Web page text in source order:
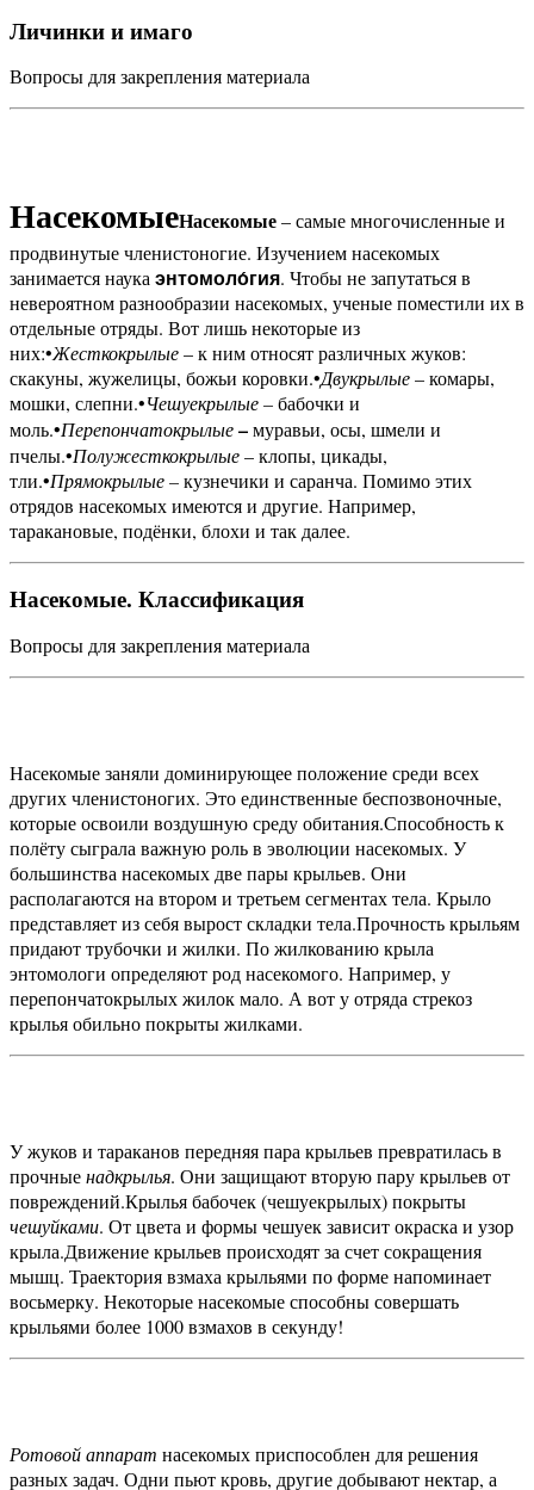
Личинки и имаго
Вопросы для закрепления материала
НасекомыеНасекомые– самые многочисленные и
продвинутые членистоногие. Изучением насекомых
занимается наука энтомоло́гия. Чтобы не запутаться в
невероятном разнообразии насекомых, ученые поместили их в
отдельные отряды. Вот лишь некоторые из
них:•Жесткокрылые– к ним относят различных жуков:
скакуны, жужелицы, божьи коровки.•Двукрылые– комары,
мошки, слепни.•Чешуекрылые –бабочки и
моль.•Перепончатокрылые–муравьи, осы, шмели и
пчелы.•Полужесткокрылые– клопы, цикады,
тли.•Прямокрылые –кузнечики и саранча. Помимо этих
отрядов насекомых имеются и другие. Например,
таракановые, подёнки, блохи и так далее.
Насекомые. Классификация
Вопросы для закрепления материала
Насекомые заняли доминирующее положение среди всех
других членистоногих. Это единственные беспозвоночные,
которые освоили воздушную среду обитания.Способность к
полёту сыграла важную роль в эволюции насекомых. У
большинства насекомых две пары крыльев. Они
располагаются на втором и третьем сегментах тела. Крыло
представляет из себя вырост складки тела.Прочность крыльям
придают трубочки и жилки. По жилкованию крыла
энтомологи определяют род насекомого. Например, у
перепончатокрылых жилок мало. А вот у отряда стрекоз
крылья обильно покрыты жилками.
У жуков и тараканов передняя пара крыльев превратилась в
прочныенадкрылья. Они защищают вторую пару крыльев от
повреждений.Крылья бабочек (чешуекрылых) покрыты
чешуйками. От цвета и формы чешуек зависит окраска и узор
крыла.Движение крыльев происходят за счет сокращения
мышц. Траектория взмаха крыльями по форме напоминает
восьмерку. Некоторые насекомые способны совершать
крыльями более 1000 взмахов в секунду!
Ротовой аппарат насекомых приспособлен для решения
разных задач. Одни пьют кровь, другие добывают нектар, а